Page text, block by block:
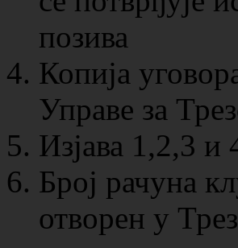
позива
Копија
Управе за
Изјава 1,2,3 и
Број рачуна
отворен у